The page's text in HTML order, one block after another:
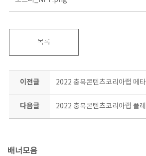
목록
이전글
다음글
배너모음